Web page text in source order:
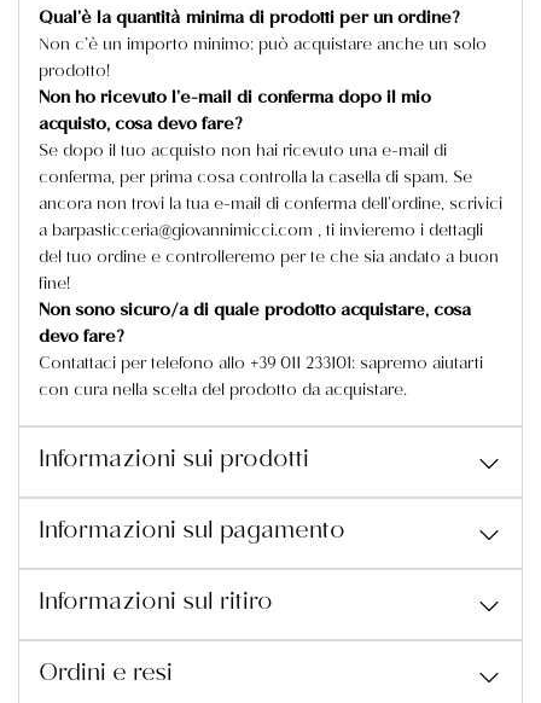
Qual’è la quantità minima di prodotti per un ordine?
Non c’è un importo minimo: può acquistare anche un solo
prodotto!
Non ho ricevuto l’e-mail di conferma dopo il mio
acquisto, cosa devo fare?
Se dopo il tuo acquisto non hai ricevuto una e-mail di
conferma, per prima cosa controlla la casella di spam. Se
ancora non trovi la tua e-mail di conferma dell’ordine, scrivici
a barpasticceria@giovannimicci.com , ti invieremo i dettagli
del tuo ordine e controlleremo per te che sia andato a buon
fine!
Non sono sicuro/a di quale prodotto acquistare, cosa
devo fare?
Contattaci per telefono allo +39 011 233101: sapremo aiutarti
con cura nella scelta del prodotto da acquistare.
Informazioni sui prodotti
Informazioni sul pagamento
Informazioni sul ritiro
Ordini e resi